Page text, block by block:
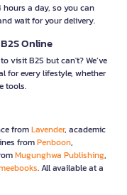
hours a day, so you can
wait for your delivery.
Online
visit B2S but can't? We’ve
for every lifestyle, whether
tools.
fromLavender, academic
fromPenboon,
Mugunghwa Publishing,
. All available at a